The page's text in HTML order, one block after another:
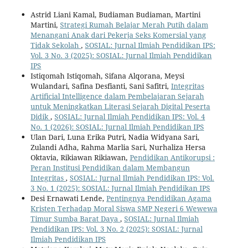
Astrid Liani Kamal, Budiaman Budiaman, Martini
Martini, Strategi Rumah Belajar Merah Putih dalam
Menangani Anak dari Pekerja Seks Komersial yang
Tidak Sekolah , SOSIAL: Jurnal Ilmiah Pendidikan IPS:
Vol. 3 No. 3 (2025): SOSIAL: Jurnal Ilmiah Pendidikan
IPS
Istiqomah Istiqomah, Sifana Alqorana, Meysi
Wulandari, Safina Desfianti, Sani Safitri, Integritas
Artificial Intelligence dalam Pembelajaran Sejarah
untuk Meningkatkan Literasi Sejarah Digital Peserta
Didik , SOSIAL: Jurnal Ilmiah Pendidikan IPS: Vol. 4
No. 1 (2026): SOSIAL: Jurnal Ilmiah Pendidikan IPS
Ulan Dari, Luna Erika Putri, Nadia Widyana Sari,
Zulandi Adha, Rahma Marlia Sari, Nurhaliza Hersa
Oktavia, Rikiawan Rikiawan, Pendidikan Antikorupsi :
Peran Institusi Pendidikan dalam Membangun
Integritas , SOSIAL: Jurnal Ilmiah Pendidikan IPS: Vol.
3 No. 1 (2025): SOSIAL: Jurnal Ilmiah Pendidikan IPS
Desi Ernawati Lende, Pentingnya Pendidikan Agama
Kristen Terhadap Moral Siswa SMP Negeri 6 Wewewa
Timur Sumba Barat Daya , SOSIAL: Jurnal Ilmiah
Pendidikan IPS: Vol. 3 No. 2 (2025): SOSIAL: Jurnal
Ilmiah Pendidikan IPS